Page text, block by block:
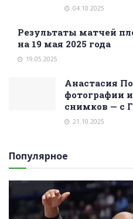
04.10.2025
Результаты матчей
на 19 мая 2025 года
19.05.2025
Анастасия
фотографии
снимков — с
21.10.2025
Популярное